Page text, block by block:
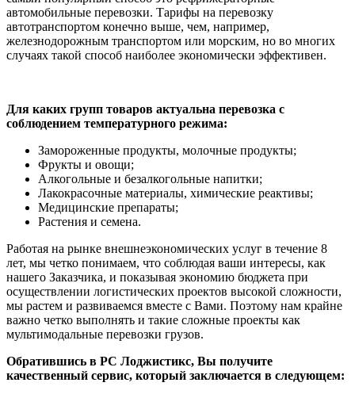
автомобильные перевозки. Тарифы на перевозку
автотранспортом конечно выше, чем, например,
железнодорожным транспортом или морским, но во многих
случаях такой способ наиболее экономически эффективен.
Для каких групп товаров актуальна перевозка с
соблюдением температурного режима:
Замороженные продукты, молочные продукты;
Фрукты и овощи;
Алкогольные и безалкогольные напитки;
Лакокрасочные материалы, химические реактивы;
Медицинские препараты;
Растения и семена.
Работая на рынке внешнеэкономических услуг в течение 8
лет, мы четко понимаем, что соблюдая ваши интересы, как
нашего Заказчика, и показывая экономию бюджета при
осуществлении логистических проектов высокой сложности,
мы растем и развиваемся вместе с Вами. Поэтому нам крайне
важно четко выполнять и такие сложные проекты как
мультимодальные перевозки грузов.
Обратившись в РС Лоджистикс, Вы получите
качественный сервис, который заключается в следующем: